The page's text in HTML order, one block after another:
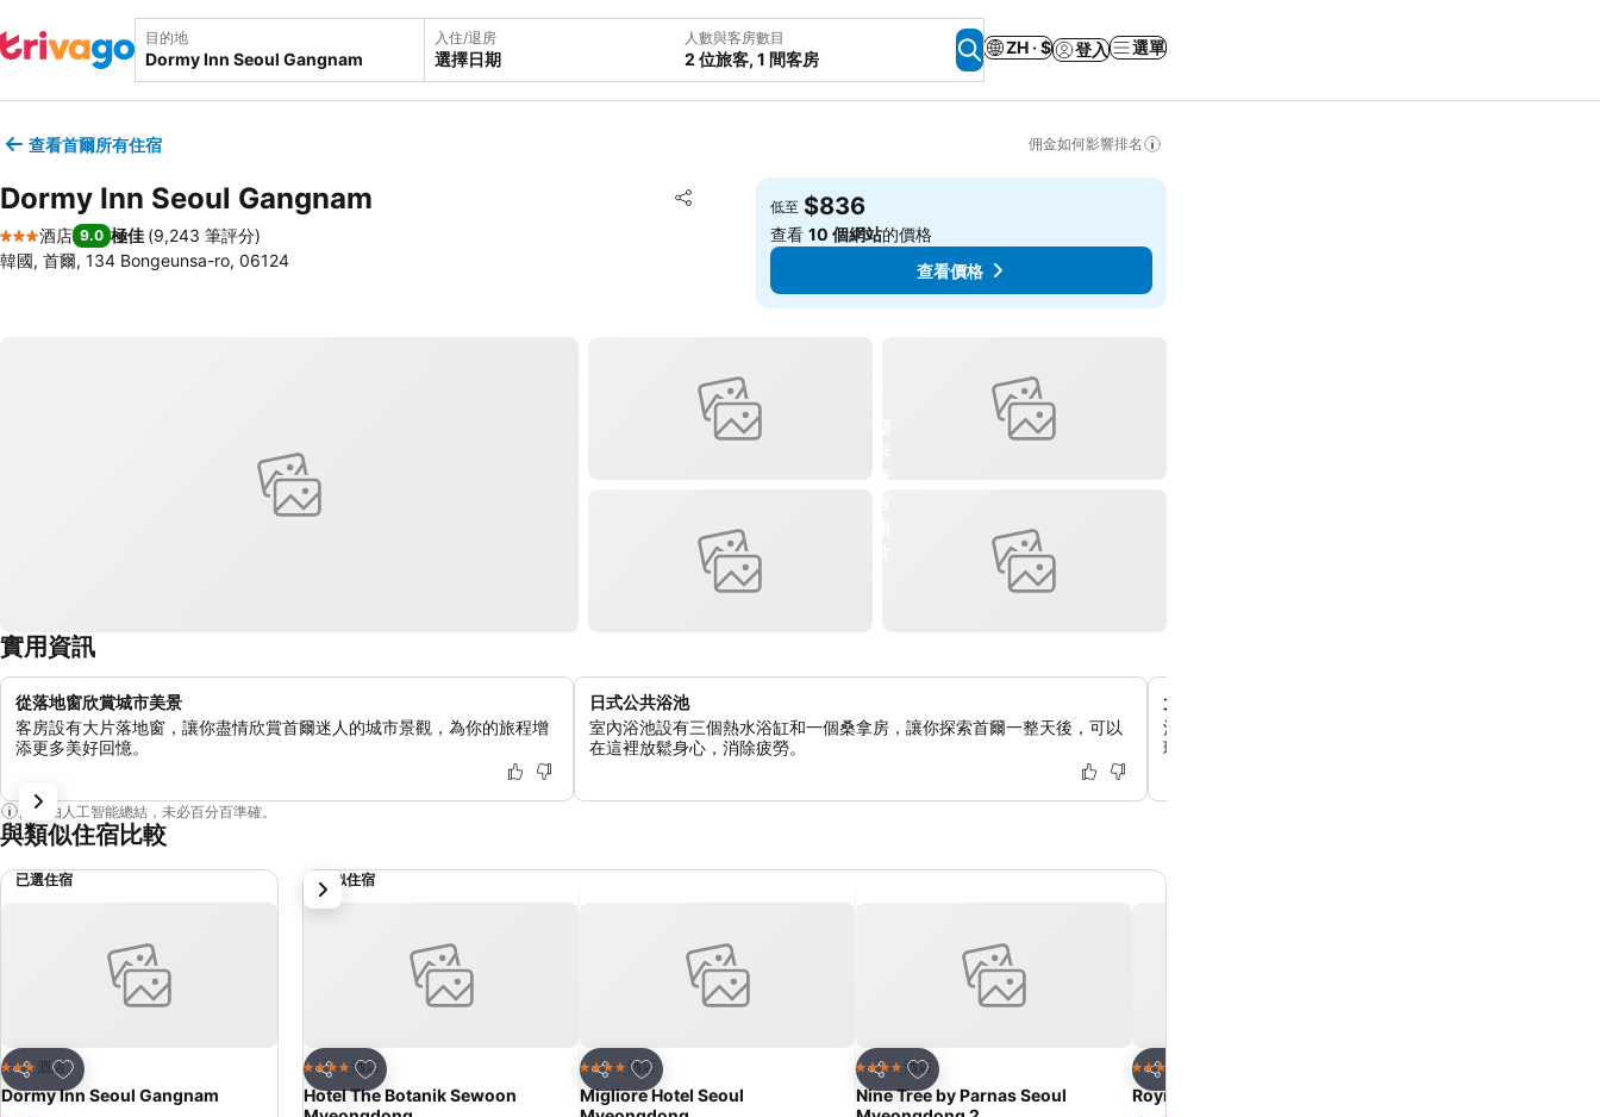
目的地 入住/退房
選擇日期
人數與客房數目
2 位旅客, 1 間客房
ZH · $ 登入 選單
查看首爾所有住宿 佣金如何影響排名
Dormy Inn Seoul Gangnam 分享
放到收藏夾
3 星級
酒店 9.0 極佳 (9,243 筆評分)
韓國, 首爾, 134 Bongeunsa-ro, 06124
低至 $836
查看10 個網站的價格
查看價格
實用資訊
從落地窗欣賞城市美景
客房設有大片落地窗，讓你盡情欣賞首爾迷人的城市景觀，為你的旅程增
添更多美好回憶。
日式公共浴池
室內浴池設有三個熱水浴缸和一個桑拿房，讓你探索首爾一整天後，可以
在這裡放鬆身心，消除疲勞。
大堂設有 WOWPASS 自助服務機
酒店大堂設有 WOWPASS 自助服務機，方便你兌換貨幣和
理你的旅行資金。
內容由人工智能總結，未必百分百準確。
與類似住宿比較
已選住宿
分享
放到收藏夾
3 星級酒店
Dormy Inn Seoul Gangnam
類似住宿
分享
放到收藏夾
4 星級 酒店
Hotel The Botanik Sewoon
分享
放到收藏夾
4 星級 酒店
Migliore Hotel Seoul
分享
放到收藏夾
4 星級 酒店
Nine Tree by Parnas Seoul
分享
4 星級
Roynet Hotel Seoul Mapo
下一步